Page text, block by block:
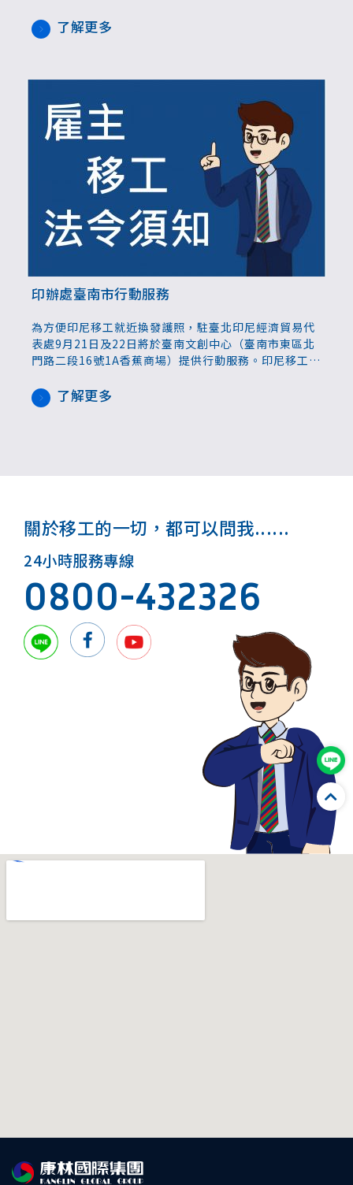
尼移工原護照效期於2026年5月3日前屆滿者可登記辦
理，將從10月1日起開始受理登記至10月30日止。
了解更多
印辦處臺南市行動服務
為方便印尼移工就近換發護照，駐臺北印尼經濟貿易代
表處9月21日及22日將於臺南文創中心（臺南市東區北
門路二段16號1A香蕉商場）提供行動服務。印尼移工原
200名，額滿截止。
了解更多
關於移工的一切，都可以問我......
24小時服務專線
0800-432326